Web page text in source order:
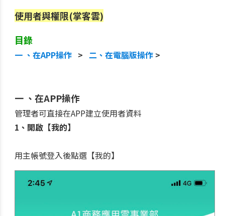
使用者與權限(掌客雲)
目錄
一 、在APP操作> 二、在電腦版操作>
一 、在APP操作
管理者可直接在APP建立使用者資料
1、開啟【我的】
用主帳號登入後點選【我的】